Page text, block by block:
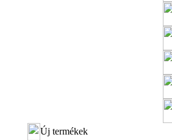
Új termékek